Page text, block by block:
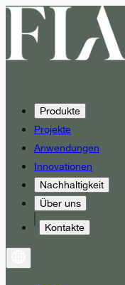
Produkte
Projekte
Anwendungen
Innovationen
Nachhaltigkeit
Über uns
Kontakte